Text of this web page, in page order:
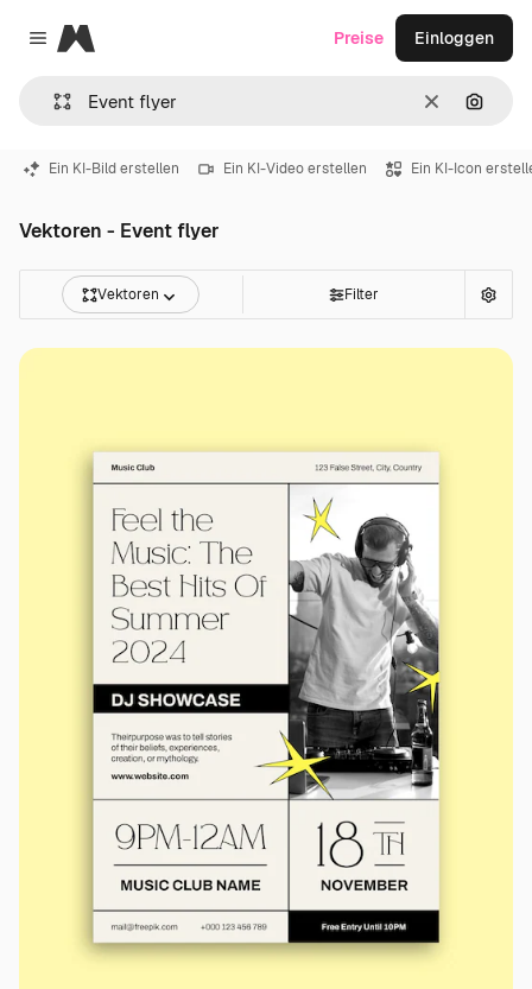
Close menu
Magnific
LöschenNach
Preise Einloggen
Ein KI-Bild erstellen Ein KI-Video erstellen Ein KI-Icon
Vektoren - Event flyer
Vektoren Filter